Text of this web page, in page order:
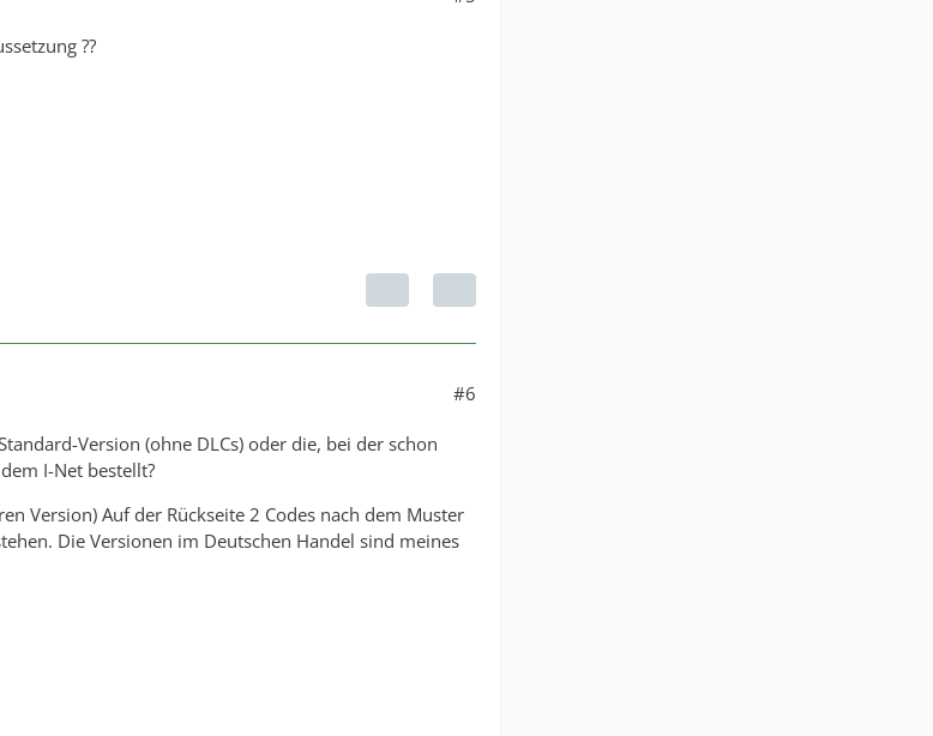
??
#6
Version (ohne DLCs) oder die, bei der schon
I-Net bestellt?
Version) Auf der Rückseite 2 Codes nach dem Muster
stehen. Die Versionen im Deutschen Handel sind meines